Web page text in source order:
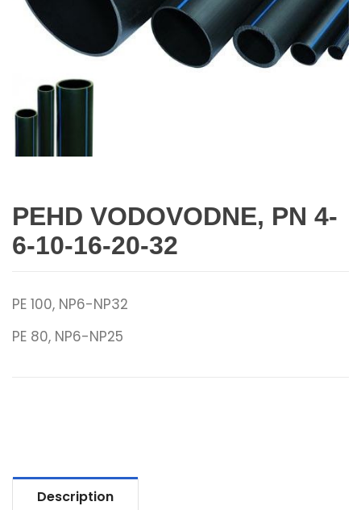
PEHD VODOVODNE, PN 4-
6-10-16-20-32
PE 100, NP6-NP32
PE 80, NP6-NP25
Description